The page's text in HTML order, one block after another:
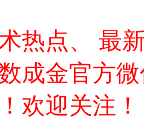
热点、 最
成金官方
欢迎关注！